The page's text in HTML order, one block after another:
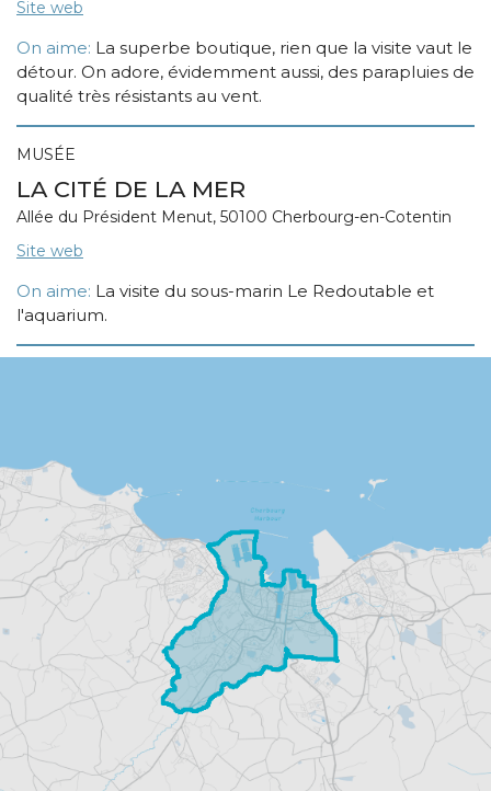
Site web
On aime: La superbe boutique, rien que la visite vaut le
détour. On adore, évidemment aussi, des parapluies de
qualité très résistants au vent.
MUSÉE
LA CITÉ DE LA MER
Allée du Président Menut, 50100 Cherbourg-en-Cotentin
Site web
On aime: La visite du sous-marin Le Redoutable et
l'aquarium.